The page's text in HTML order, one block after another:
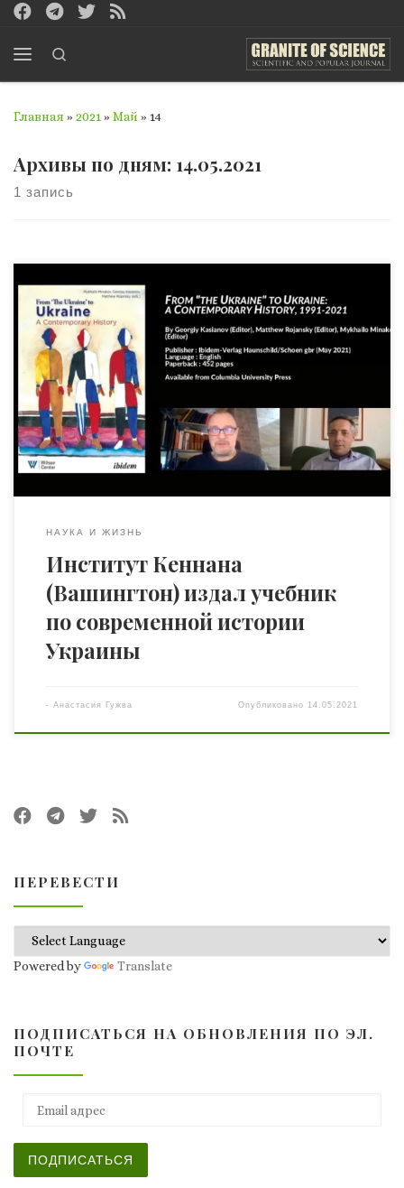
Перейти к содержимому
Главная » 2021 » Май » 14
Архивы по дням: 14.05.2021
1 запись
Институт Кеннана выпустил книгу «От «Украины» к
Украине: современная история, 1991-2021»
(From ‘TheUkraine’ to Ukraine. A Contemporary History). Об
этом «Граниту науки» сообщил один из троих
редакторов коллективной монографии, доктор
философских наук Михаил Минаков (интервью с ним
читайте здесь). Как преподаватель философии и
политической науки в американских и германских вузах
(в т.ч. в Гардвардском ун-те, ун-те Виадрина и […]
НАУКА И ЖИЗНЬ
Институт Кеннана
(Вашингтон) издал учебник
по современной истории
Украины
- Анастасия Гужва Опубликовано 14.05.2021
ПЕРЕВЕСТИ
Powered by Translate
ПОДПИСАТЬСЯ НА ОБНОВЛЕНИЯ ПО ЭЛ.
ПОЧТЕ
ПОДПИСАТЬСЯ